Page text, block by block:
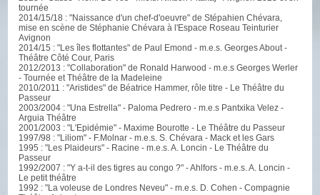
tournée
2014/15/18 : "Naissance d'un chef-d'oeuvre" de Stépahien Chévara,
mise en scène de Stéphanie Chévara à l'Espace Roseau Teinturier
Avignon
2014/15 : "Les îles flottantes" de Paul Emond - m.e.s. Georges About -
Théâtre Côté Cour, Paris
2012/2013 : "Collaboration" de Ronald Harwood - m.e.s Georges Werler
- Tournée et Théâtre de la Madeleine
2010/2011 : "Aristides" de Béatrice Hammer, rôle titre - Le Théâtre du
Passeur
2003/2004 : "Una Estrella" - Paloma Pedrero - m.e.s Pantxika Velez -
Arguia Théâtre
2001/2003 : "L'Epidémie" - Maxime Bourotte - Le Théâtre du Passeur
1997/98 : "Liliom" - F.Molnar - m.e.s. S. Chévara - Mack et les Gars
1995 : "Les Plaideurs" - Racine - m.e.s. A. Loncin - Le Théâtre du
Passeur
1992/2007 : "Y a-t-il des tigres au congo ?" - Ahlfors - m.e.s. A. Loncin -
Le petit théâtre
1992 : "La voleuse de Londres Neveu" - m.e.s. D. Cohen - Compagnie